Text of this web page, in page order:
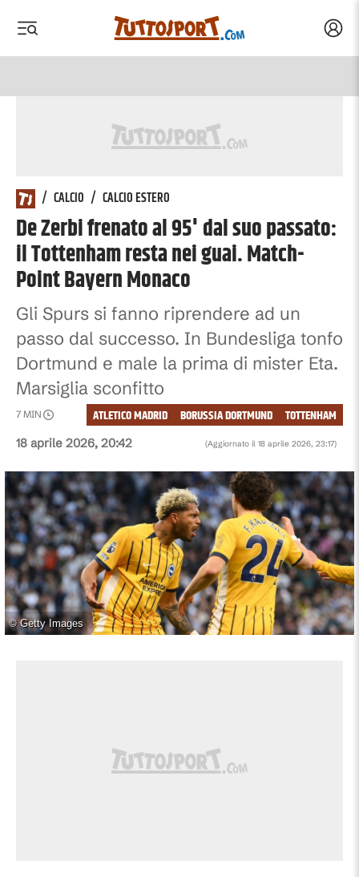
/ CALCIO / CALCIO ESTERO
De Zerbi frenato al 95' dal suo passato:
il Tottenham resta nei guai. Match-
Point Bayern Monaco
Gli Spurs si fanno riprendere ad un
passo dal successo. In Bundesliga tonfo
Dortmund e male la prima di mister Eta.
Marsiglia sconfitto
18 aprile 2026, 20:42 (Aggiornato il 18 aprile 2026, 23:17)
7 MIN TOTTENHAM
BORUSSIA DORTMUND
ATLETICO MADRID
©Getty Images